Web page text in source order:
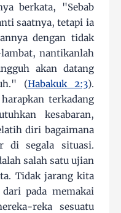
berkata, "Sebab
saatnya, tetapi ia
dengan tidak
nantikanlah
akan datang
(Habakuk 2:3).
terkadang
kesabaran,
diri bagaimana
di segala situasi.
salah satu ujian
Tidak jarang kita
pada memakai
reka sesuatu